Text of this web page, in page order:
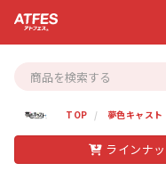
TOP 夢色キャスト
ラインナ